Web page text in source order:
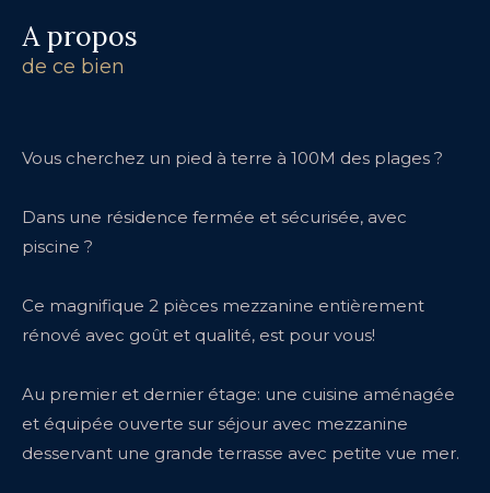
a propos
de ce bien
Vous cherchez un pied à terre à 100M des plages ?
Dans une résidence fermée et sécurisée, avec
piscine ?
Ce magnifique 2 pièces mezzanine entièrement
rénové avec goût et qualité, est pour vous!
Au premier et dernier étage: une cuisine aménagée
et équipée ouverte sur séjour avec mezzanine
desservant une grande terrasse avec petite vue mer.